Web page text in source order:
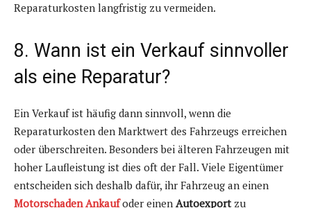
Reparaturkosten langfristig zu vermeiden.
8. Wann ist ein Verkauf sinnvoller
als eine Reparatur?
Ein Verkauf ist häufig dann sinnvoll, wenn die
Reparaturkosten den Marktwert des Fahrzeugs erreichen
oder überschreiten. Besonders bei älteren Fahrzeugen mit
hoher Laufleistung ist dies oft der Fall. Viele Eigentümer
entscheiden sich deshalb dafür, ihr Fahrzeug an einen
Motorschaden Ankaufoder einen Autoexportzu